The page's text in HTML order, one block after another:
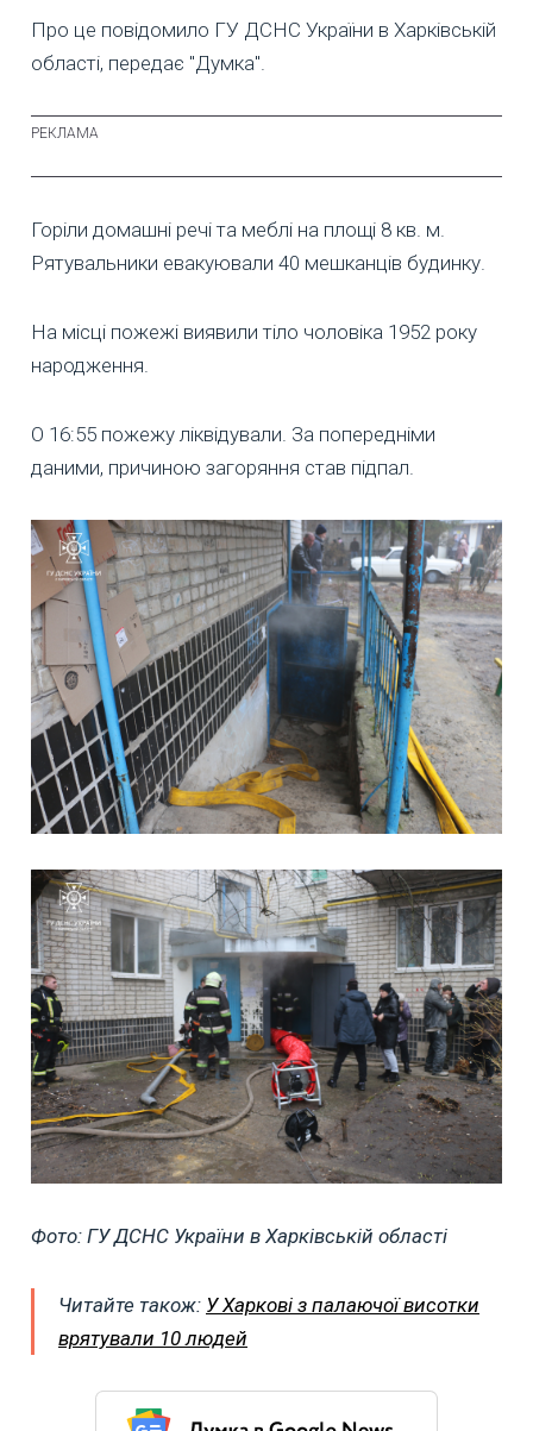
Про це повідомило ГУ ДСНС України в Харківській
області, передає "Думка".
Горіли домашні речі та меблі на площі 8 кв. м.
Рятувальники евакуювали 40 мешканців будинку.
На місці пожежі виявили тіло чоловіка 1952 року
народження.
О 16:55 пожежу ліквідували. За попередніми
даними, причиною загоряння став підпал.
Фото: ГУ ДСНС України в Харківській області
Читайте також: У Харкові з палаючої висотки
врятували 10 людей